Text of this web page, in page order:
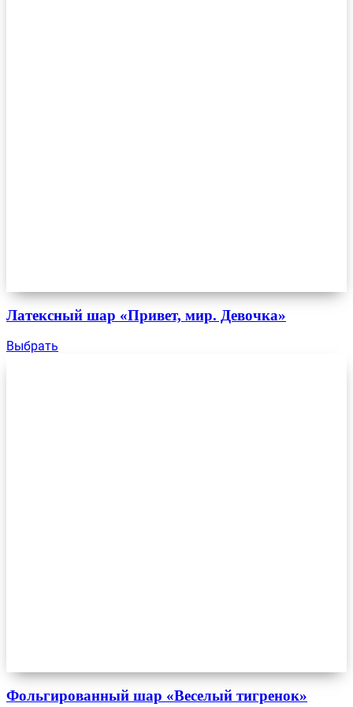
Латексный шар «Привет, мир. Девочка»
Выбрать
Фольгированный шар «Веселый тигренок»